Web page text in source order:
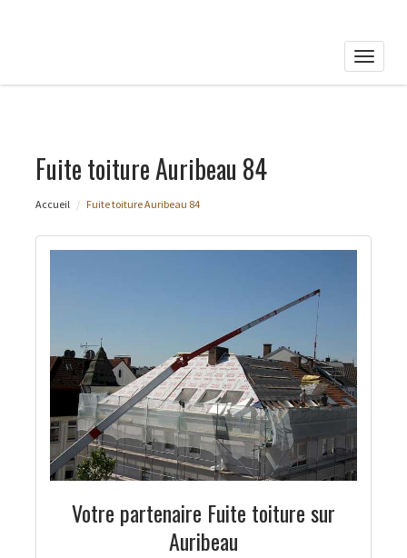
Toggle
Fuite toiture Auribeau 84
Accueil Fuite toiture Auribeau 84
Votre partenaire Fuite toiture sur
Auribeau